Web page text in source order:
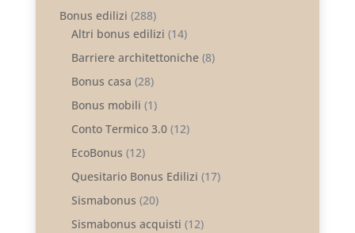
Bonus edilizi (288)
Altri bonus edilizi (14)
Barriere architettoniche(8)
Bonus casa (28)
Bonus mobili (1)
Conto Termico 3.0(12)
EcoBonus (12)
Quesitario Bonus Edilizi (17)
Sismabonus (20)
Sismabonus acquisti (12)